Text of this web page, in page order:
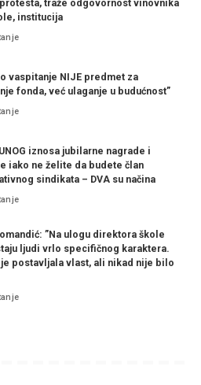
traže odgovornost vinovnika
institucija
vaspitanje NIJE predmet za
fonda, već ulaganje u budućnost”
iznosa jubilarne nagrade i
iako ne želite da budete član
sindikata – DVA su načina
”Na ulogu direktora škole
ljudi vrlo specifičnog karaktera.
je postavljala vlast, ali nikad nije bilo